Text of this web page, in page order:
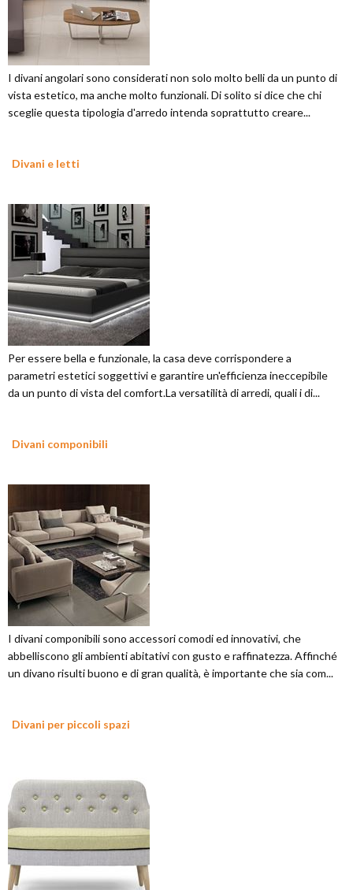
I divani angolari sono considerati non solo molto belli da un punto di
vista estetico, ma anche molto funzionali. Di solito si dice che chi
sceglie questa tipologia d'arredo intenda soprattutto creare...
Divani e letti
Per essere bella e funzionale, la casa deve corrispondere a
parametri estetici soggettivi e garantire un'efficienza ineccepibile
da un punto di vista del comfort.La versatilità di arredi, quali i di...
Divani componibili
I divani componibili sono accessori comodi ed innovativi, che
abbelliscono gli ambienti abitativi con gusto e raffinatezza. Affinché
un divano risulti buono e di gran qualità, è importante che sia com...
Divani per piccoli spazi